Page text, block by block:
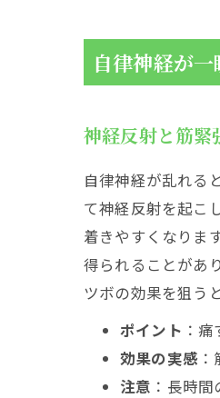
自律神経が
神経反射と筋緊
自律神経が乱れる
て神経反射を起こ
着きやすくなりま
得られることがあ
ツボの効果を狙う
ポイント ：
効果の実感
注意 ：長時